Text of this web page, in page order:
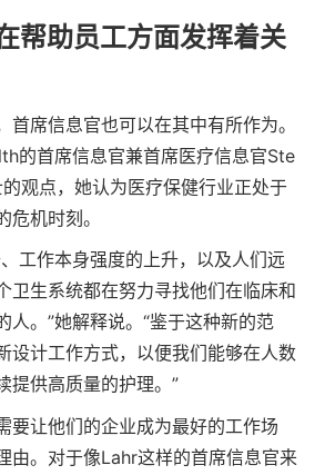
帮助员工方面发挥着关
首席信息官也可以在其中有所作为。
的首席信息官兼首席医疗信息官Ste
观点，她认为医疗保健行业正处于
机时刻。
工作本身强度的上升，以及人们远
卫生系统都在努力寻找他们在临床和
人。”她解释说。“鉴于这种新的范
设计工作方式，以便我们能够在人数
提供高质量的护理。”
要让他们的企业成为最好的工作场
由。对于像Lahr这样的首席信息官来